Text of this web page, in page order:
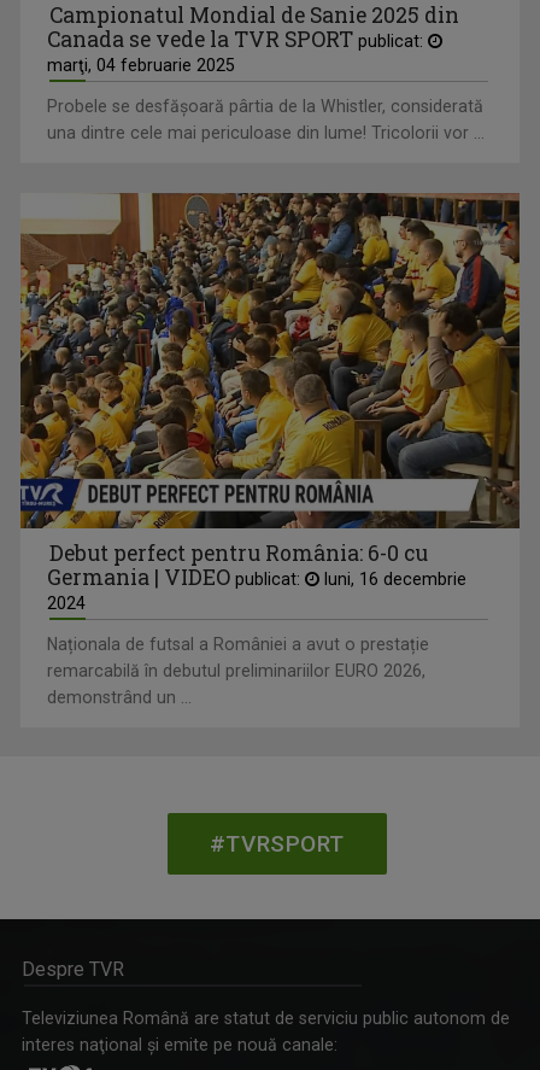
Campionatul Mondial de Sanie 2025 din
Canada se vede la TVR SPORTpublicat:
marţi, 04 februarie 2025
Probele se desfăşoară pârtia de la Whistler, considerată
una dintre cele mai periculoase din lume! Tricolorii vor ...
Debut perfect pentru România: 6-0 cu
Germania | VIDEO publicat:
luni, 16 decembrie
2024
Naționala de futsal a României a avut o prestație
remarcabilă în debutul preliminariilor EURO 2026,
demonstrând un ...
#TVRSPORT
Despre TVR
Televiziunea Română are statut de serviciu public autonom de
interes naţional şi emite pe nouă canale: